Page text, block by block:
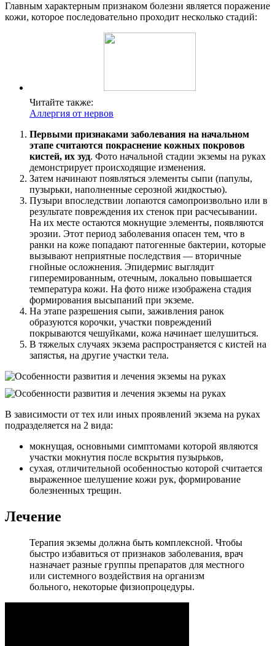
Главным характерным признаком болезни является поражение
кожи, которое последовательно проходит несколько стадий:
Читайте также:
Аллергия от нервов
Первыми признаками заболевания на начальном
этапе считаются покраснение кожных покровов
кистей, их зуд. Фото начальной стадии экземы на руках
демонстрирует происходящие изменения.
Затем начинают появляться элементы сыпи (папулы,
пузырьки, наполненные серозной жидкостью).
Пузыри впоследствии лопаются самопроизвольно или в
результате повреждения их стенок при расчесывании.
На их месте остаются мокнущие элементы, появляются
эрозии. Этот период заболевания опасен тем, что в
ранки на коже попадают патогенные бактерии, которые
вызывают неприятные последствия — вторичные
гнойные осложнения. Эпидермис выглядит
гиперемированным, отечным, локально повышается
температура кожи. На фото ниже изображена стадия
формирования высыпаний при экземе.
На этапе разрешения сыпи, заживления ранок
образуются корочки, участки повреждений
покрываются чешуйками, кожа начинает шелушиться.
В тяжелых случаях экзема распространяется с кистей на
запястья, на другие участки тела.
В зависимости от тех или иных проявлений экзема на руках
подразделяется на 2 вида:
мокнущая, основными симптомами которой являются
участки мокнутия после вскрытия пузырьков,
сухая, отличительной особенностью которой считается
выраженное шелушение кожи рук, формирование
болезненных трещин.
Лечение
Терапия экземы должна быть комплексной. Чтобы
быстро избавиться от признаков заболевания, врач
назначает разные группы препаратов для местного
или системного воздействия на организм
больного, некоторые физиопроцедуры.